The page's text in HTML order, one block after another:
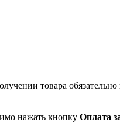
товара
нажать кнопку Оплата